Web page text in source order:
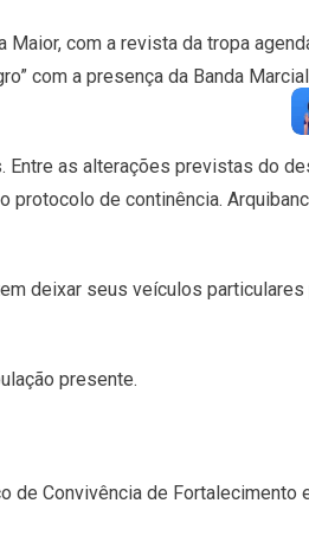
com a revista da tropa
com a presença da Banda
Entre as alterações previstas do
de continência.
deixar seus veículos
presente.
de Convivência de Fortalecimento